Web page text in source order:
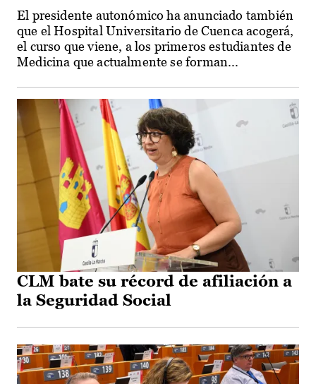
El presidente autonómico ha anunciado también
que el Hospital Universitario de Cuenca acogerá,
el curso que viene, a los primeros estudiantes de
Medicina que actualmente se forman...
CLM bate su récord de afiliación a
la Seguridad Social